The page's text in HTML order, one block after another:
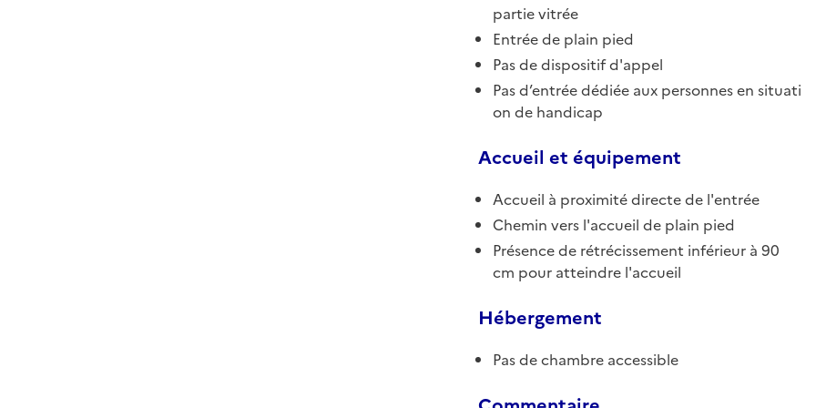
partie vitrée
Entrée de plain pied
Pas de dispositif d'appel
Pas d’entrée dédiée aux personnes en situati
on de handicap
Accueil et équipement
Accueil à proximité directe de l'entrée
Chemin vers l'accueil de plain pied
Présence de rétrécissement inférieur à 90
cm pour atteindre l'accueil
Hébergement
Pas de chambre accessible